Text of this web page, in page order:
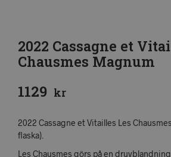
2022 Cassagne et
Chausmes Magnum
1129 kr
2022 Cassagne et Vitailles Les
flaska).
Les Chausmes görs på en